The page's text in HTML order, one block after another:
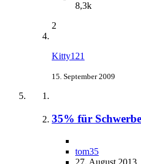
8,3k
2
Kitty121
15. September 2009
35% für
tom35